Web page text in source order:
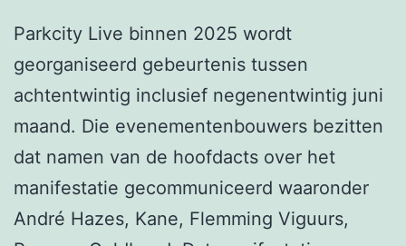
Parkcity Live binnen 2025 wordt
georganiseerd gebeurtenis tussen
achtentwintig inclusief negenentwintig juni
maand. Die evenementenbouwers bezitten
dat namen van de hoofdacts over het
manifestatie gecommuniceerd waaronder
André Hazes, Kane, Flemming Viguurs,